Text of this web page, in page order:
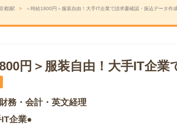
都)駅 ＜時給1800円＞服装自由！大手IT企業で請求書確認・振込データ
円＞服装自由！大手IT企
務・会計・英文経理
企業●